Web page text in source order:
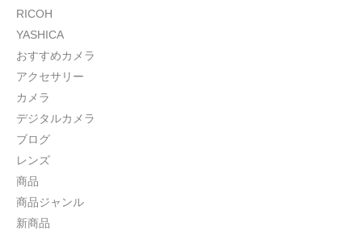
RICOH
YASHICA
おすすめカメラ
アクセサリー
カメラ
デジタルカメラ
ブログ
レンズ
商品
商品ジャンル
新商品